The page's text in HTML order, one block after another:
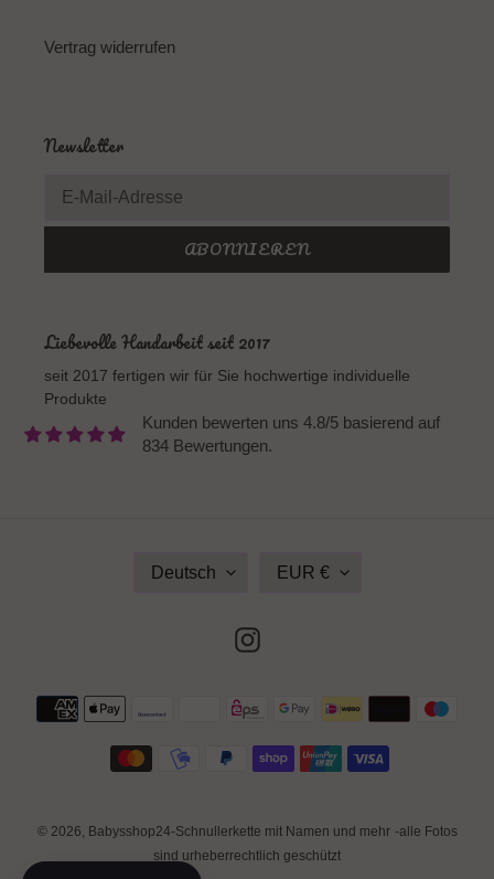
Vertrag widerrufen
Newsletter
ABONNIEREN
Liebevolle Handarbeit seit 2017
seit 2017 fertigen wir für Sie hochwertige individuelle
Produkte
Kunden bewerten uns 4.8/5 basierend auf
834 Bewertungen.
Deutsch W
R
U
EUR €
Instagram
Zahlungsmethoden
© 2026, Babysshop24-Schnullerkette mit Namen und mehr -alle Fotos
sind urheberrechtlich geschützt